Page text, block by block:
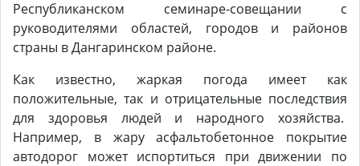
Республиканском семинаре-совещании с
руководителями областей, городов и районов
страны в Дангаринском районе.
Как известно, жаркая погода имеет как
положительные, так и отрицательные последствия
для здоровья людей и народного хозяйства.
Например, в жару асфальтобетонное покрытие
автодорог может испортиться при движении по